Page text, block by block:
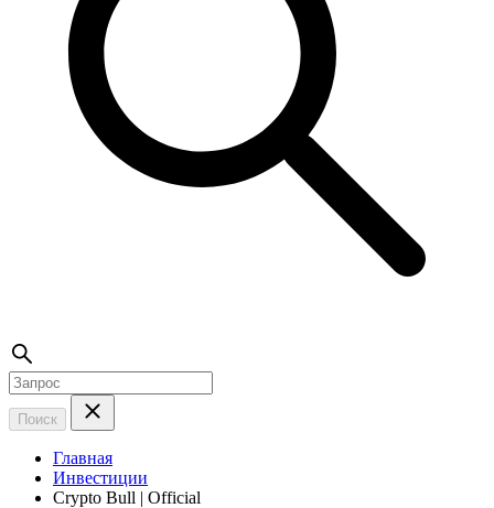
Поиск
Главная
Инвестиции
Crypto Bull | Official